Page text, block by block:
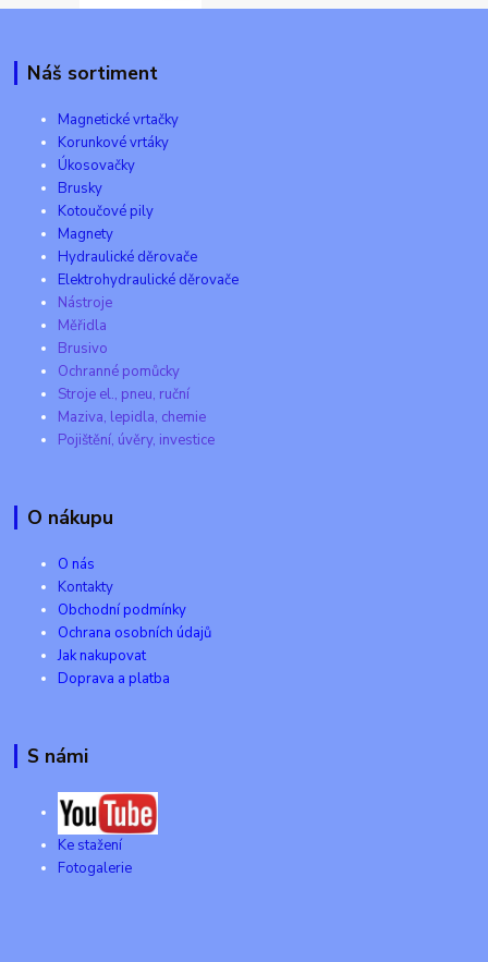
Náš sortiment
Magnetické vrtačky
Korunkové vrtáky
Úkosovačky
Brusky
Kotoučové pily
Magnety
Hydraulické děrovače
Elektrohydraulické děrovače
Nástroje
Měřidla
Brusivo
Ochranné pomůcky
Stroje el., pneu, ruční
Maziva, lepidla, chemie
Pojištění, úvěry, investice
O nákupu
O nás
Kontakty
Obchodní podmínky
Ochrana osobních údajů
Jak nakupovat
Doprava a platba
S námi
Ke stažení
Fotogalerie